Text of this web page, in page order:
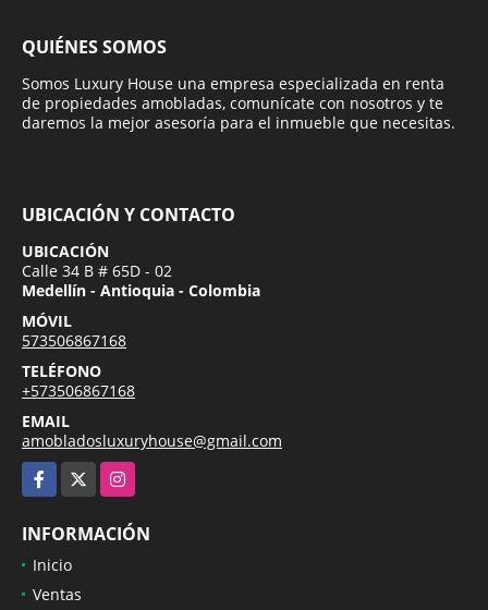
QUIÉNES SOMOS
Somos Luxury House una empresa especializada en renta
de propiedades amobladas, comunícate con nosotros y te
daremos la mejor asesoría para el inmueble que necesitas.
UBICACIÓN Y CONTACTO
UBICACIÓN
Calle 34 B # 65D - 02
Medellín - Antioquia - Colombia
MÓVIL
573506867168
TELÉFONO
+573506867168
EMAIL
amobladosluxuryhouse@gmail.com
Facebook
Instagram
INFORMACIÓN
Inicio
Ventas